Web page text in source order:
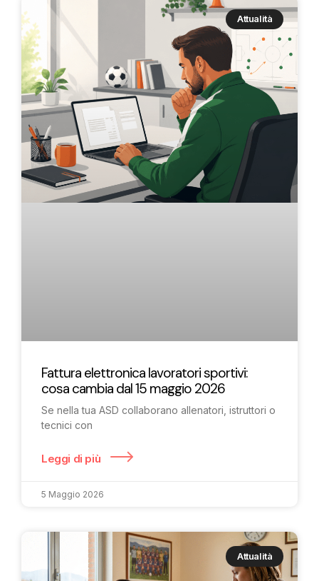
Attualità
Fattura elettronica lavoratori sportivi:
cosa cambia dal 15 maggio 2026
Se nella tua ASD collaborano allenatori, istruttori o
tecnici con
Leggi di più
5 Maggio 2026
Attualità